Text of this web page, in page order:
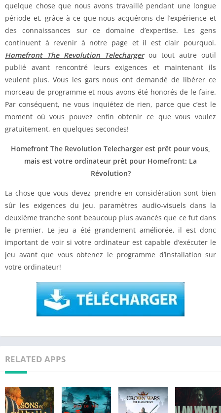
quelque chose que nous avons travaillé pendant une longue
période et, grâce à ce que nous acquérons de l’expérience et
des connaissances sur ce domaine d’expertise. Les gens
continuent à revenir à notre page et il est clair pourquoi.
Homefront The Revolution Telechargerou tout autre outil
publié avant rencontré leurs exigences et maintenant ils
veulent plus. Vous les gars nous ont demandé de libérer ce
morceau de programme et nous avons été honorés de le faire.
Par conséquent, ne vous inquiétez de rien, parce que c’est le
moment où vous pouvez enfin obtenir ce que vous voulez
gratuitement, en quelques secondes!
Homefront The Revolution Telecharger est prêt pour vous,
mais est votre ordinateur prêt pour Homefront: La
Révolution?
La chose que vous devez prendre en considération sont bien
sûr les exigences du jeu. paramètres audio-visuels dans la
deuxième tranche sont beaucoup plus avancés que ce fut dans
le premier. Le jeu a été grandement améliorée, il est donc
important de voir si votre ordinateur est capable d’exécuter le
jeu avant que vous obtenez le programme d’installation sur
votre ordinateur!
RELATED APPS